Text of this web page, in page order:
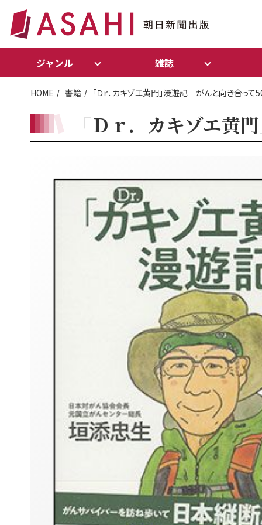
ジャンル 雑誌
HOME 書籍 「Ｄｒ．カキゾエ黄門」漫遊記 がんと向き合って
「Ｄｒ．カキゾエ